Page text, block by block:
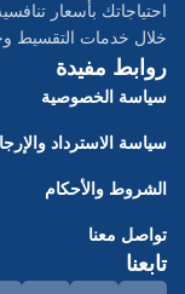
احتياجاتك بأسعار
خلال خدمات التقسيط
روابط مفيدة
سياسة الخصوصية
سياسة الاسترداد
الشروط والأحكام
تواصل معنا
تابعنا